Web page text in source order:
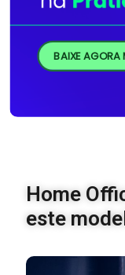
BAIXE AGORA
Home
este